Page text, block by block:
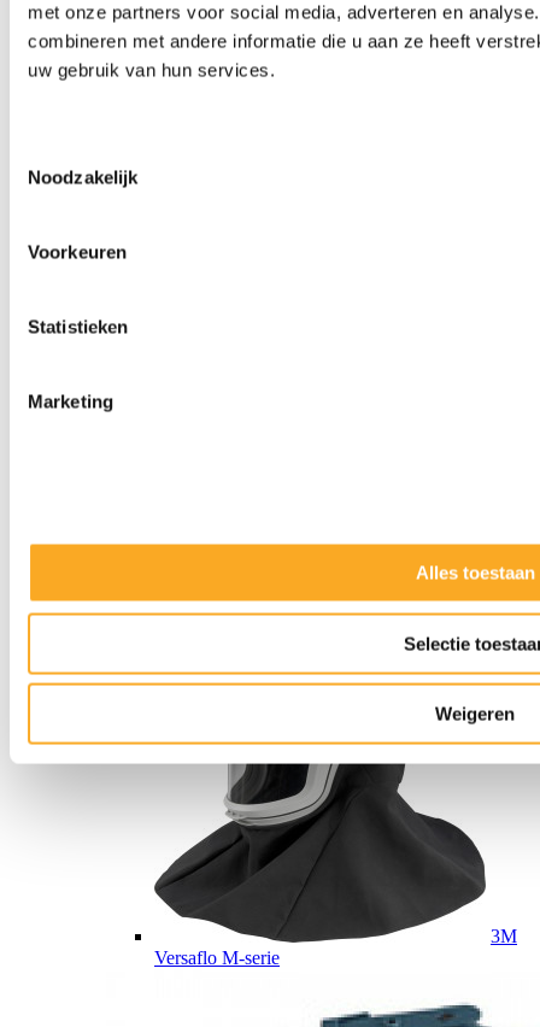
met onze partners voor social media, adverteren en
combineren met andere informatie die u aan ze heeft
uw gebruik van hun services.
Noodzakelijk
Voorkeuren
Statistieken
Marketing
Alles toestaan
Selectie
Weigeren
Slijpkappen
3M
Versaflo M-serie